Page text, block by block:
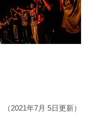
（2021年7月 5日更新）